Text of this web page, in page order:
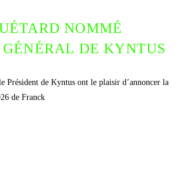
NOMMÉ
DE KYNTUS
Président de Kyntus ont le plaisir d’annoncer la
de Franck